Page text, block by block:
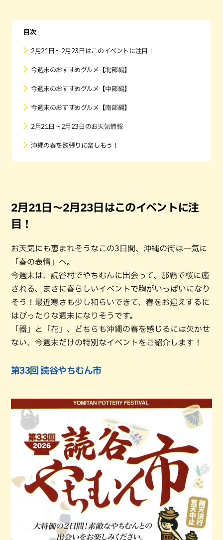
目次
2月21日〜2月23日はこのイベントに注目！
今週末のおすすめグルメ【北部編】
今週末のおすすめグルメ【中部編】
今週末のおすすめグルメ【南部編】
2月21日〜2月23日のお天気情報
沖縄の春を欲張りに楽しもう！
2月21日〜2月23日はこのイベントに注
目！
お天気にも恵まれそうなこの3日間、沖縄の街は一気に
「春の表情」へ。
今週末は、読谷村でやちむんに出会って、那覇で桜に癒
される、まさに春らしいイベントで胸がいっぱいになり
そう！最近寒さも少し和らいできて、春をお迎えするに
はぴったりな週末になりそうです。
「器」と「花」、どちらも沖縄の春を感じるには欠かせ
ない、今週末だけの特別なイベントをご紹介します！
第33回 読谷やちむん市